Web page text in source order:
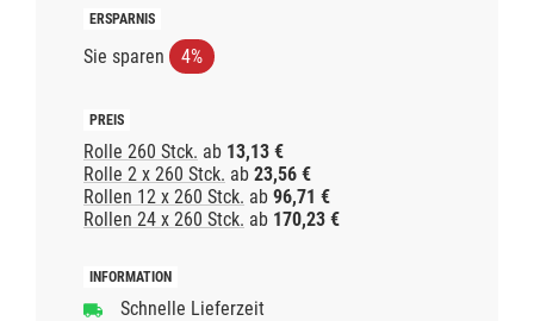
Sie sparen 4%
Rolle 260 Stck. ab 13,13 €
Rolle 2 x 260 Stck. ab 23,56 €
Rollen 12 x 260 Stck. ab 96,71 €
Rollen 24 x 260 Stck. ab 170,23 €
Schnelle Lieferzeit